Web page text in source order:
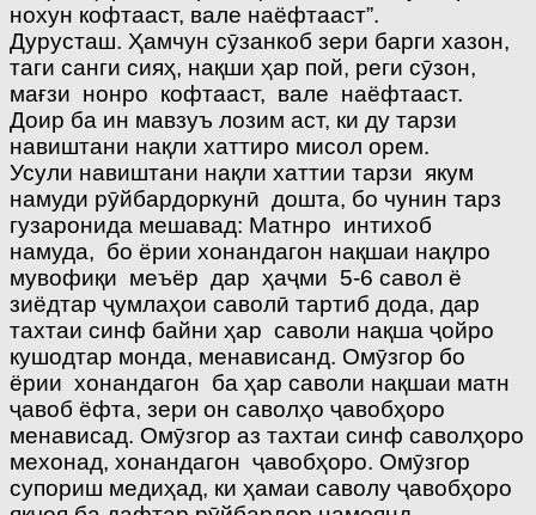
нохун кофтааст, вале наёфтааст”.
Дурусташ. Ҳамчун сӯзанкоб зери барги хазон,
таги санги сияҳ, нақши ҳар пой, реги сӯзон,
мағзи нонро кофтааст, вале наёфтааст.
Доир ба ин мавзуъ лозим аст, ки ду тарзи
навиштани нақли хаттиро мисол орем.
Усули навиштани нақли хаттии тарзи якум
намуди рӯйбардоркунӣ дошта, бо чунин тарз
гузаронида мешавад: Матнро интихоб
намуда, бо ёрии хонандагон нақшаи нақлро
мувофиқи меъёр дар ҳаҷми 5-6 савол ё
зиёдтар ҷумлаҳои саволӣ тартиб дода, дар
тахтаи синф байни ҳар саволи нақша ҷойро
кушодтар монда, менависанд. Омӯзгор бо
ёрии хонандагон ба ҳар саволи нақшаи матн
ҷавоб ёфта, зери он саволҳо ҷавобҳоро
менависад. Омӯзгор аз тахтаи синф саволҳоро
мехонад, хонандагон ҷавобҳоро. Омӯзгор
супориш медиҳад, ки ҳамаи саволу ҷавобҳоро